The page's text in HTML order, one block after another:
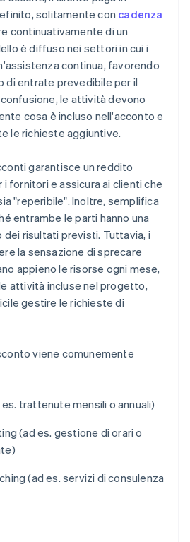
solitamente con cadenza
continuativamente di un
è diffuso nei settori in cui i
continua, favorendo
di entrate prevedibile per il
le attività devono
cosa è incluso nell'acconto e
le richieste aggiuntive.
garantisce un reddito
fornitori e assicura ai clienti che
"reperibile". Inoltre, semplifica
entrambe le parti hanno una
dei risultati previsti. Tuttavia, i
la sensazione di sprecare
appieno le risorse ogni mese,
attività incluse nel progetto,
gestire le richieste di
viene comunemente
trattenute mensili o annuali)
(ad es. gestione di orari o
(ad es. servizi di consulenza